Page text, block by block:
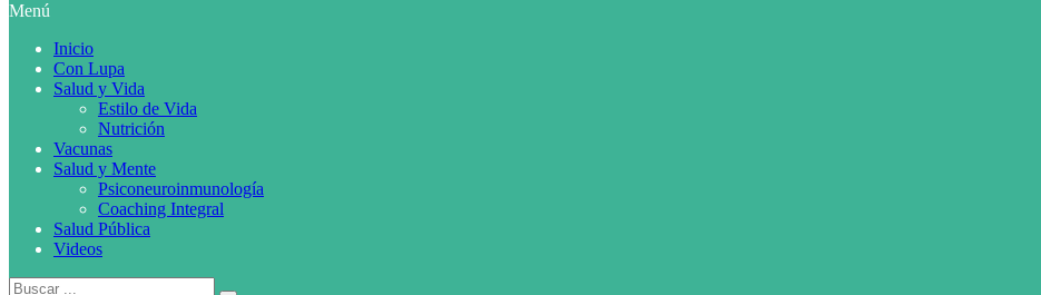
Menú
Inicio
Con Lupa
Salud y Vida
Estilo de Vida
Nutrición
Vacunas
Salud y Mente
Psiconeuroinmunología
Coaching Integral
Salud Pública
Videos